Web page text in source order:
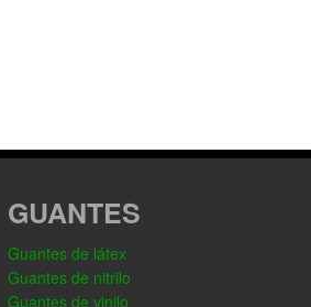
GUANTES
Guantes de látex
Guantes de nitrilo
Guantes de vinilo